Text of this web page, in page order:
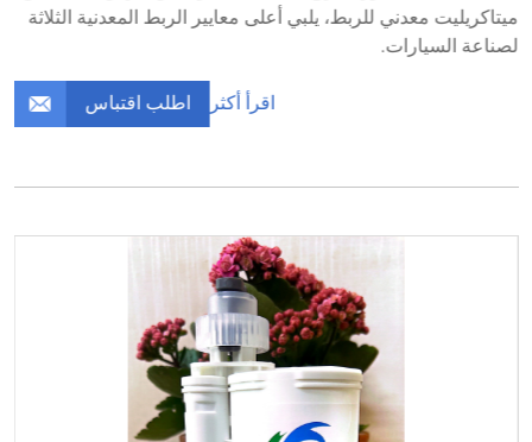
ميتاكريليت معدني للربط، يلبي أعلى معايير الربط المعدنية الثلاثة
لصناعة السيارات.
اقرأ أكثر اطلب اقتباس